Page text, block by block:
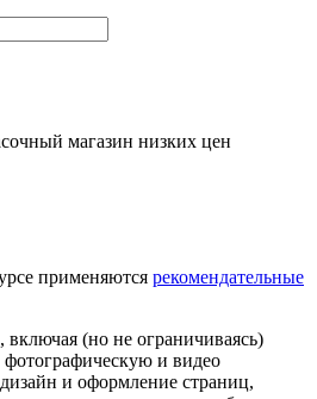
магазин низких цен
применяются рекомендательные
включая (но не ограничиваясь)
и видео
и оформление страниц,